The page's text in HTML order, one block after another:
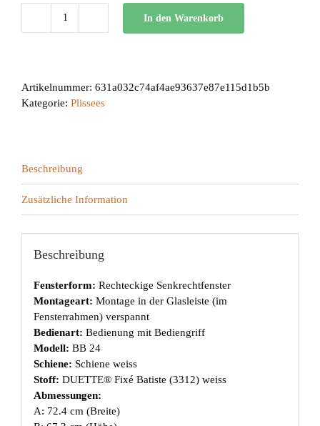
In den Warenkorb
Artikelnummer: 631a032c74af4ae93637e87e115d1b5b
Kategorie: Plissees
Beschreibung
Zusätzliche Information
Beschreibung
Fensterform: Rechteckige Senkrechtfenster
Montageart: Montage in der Glasleiste (im
Fensterrahmen) verspannt
Bedienart: Bedienung mit Bediengriff
Modell: BB 24
Schiene: Schiene weiss
Stoff: DUETTE® Fixé Batiste (3312) weiss
Abmessungen:
A: 72.4 cm (Breite)